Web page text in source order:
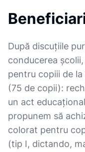
După discuțiile
conducerea
pentru copiii de la
(75 de copii):
un act
propunem să
colorat pentru
(tip I, dictando,